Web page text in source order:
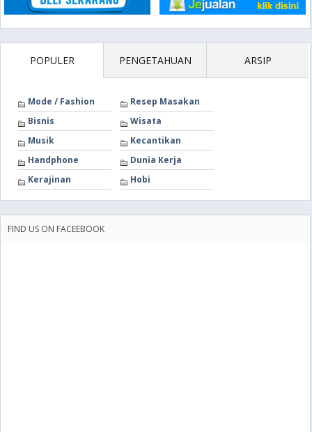
POPULER PENGETAHUAN ARSIP
Mode / Fashion
Resep Masakan
Bisnis
Wisata
Musik
Kecantikan
Handphone
Dunia Kerja
Kerajinan
Hobi
FIND US ON FACEEBOOK